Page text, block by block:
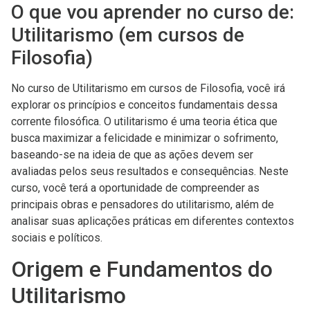
O que vou aprender no curso de:
Utilitarismo (em cursos de
Filosofia)
No curso de Utilitarismo em cursos de Filosofia, você irá
explorar os princípios e conceitos fundamentais dessa
corrente filosófica. O utilitarismo é uma teoria ética que
busca maximizar a felicidade e minimizar o sofrimento,
baseando-se na ideia de que as ações devem ser
avaliadas pelos seus resultados e consequências. Neste
curso, você terá a oportunidade de compreender as
principais obras e pensadores do utilitarismo, além de
analisar suas aplicações práticas em diferentes contextos
sociais e políticos.
Origem e Fundamentos do
Utilitarismo